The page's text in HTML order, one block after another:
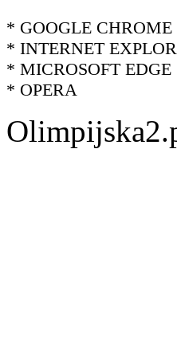
* GOOGLE CHROME
* INTERNET
* MICROSOFT EDGE
* OPERA